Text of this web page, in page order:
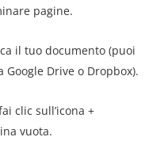
pagine.
il tuo documento (puoi
Drive o Dropbox).
clic sull’icona +
vuota.